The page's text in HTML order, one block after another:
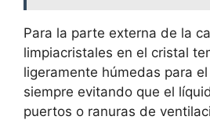
Para la parte externa de la
limpiacristales en el cristal
ligeramente húmedas para
siempre evitando que el
puertos o ranuras de